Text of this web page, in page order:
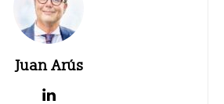
Juan Arús